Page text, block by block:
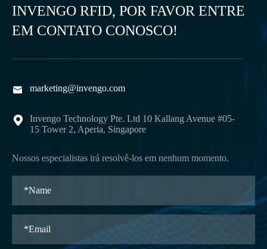
INVENGO RFID, POR FAVOR ENTRE
EM CONTATO CONOSCO!
 marketing@invengo.com

Invengo Technology Pte. Ltd 10 Kallang Avenue #05-
15 Tower 2, Aperia, Singapore
Nossos especialistas irá resolvê-los em nenhum momento.